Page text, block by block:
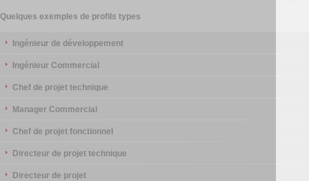
Quelques exemples de profils types
Ingénieur de développement
Ingénieur Commercial
Chef de projet technique
Manager Commercial
Chef de projet fonctionnel
Directeur de projet technique
Directeur de projet